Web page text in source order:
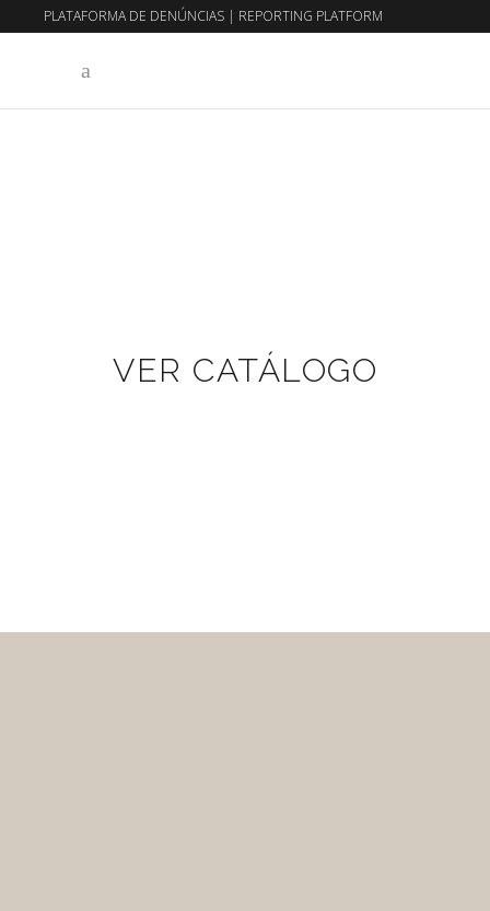
PLATAFORMA DE DENÚNCIAS | REPORTING PLATFORM
VER CATÁLOGO